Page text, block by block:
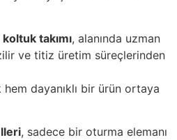
takımı, alanında uzman
ve titiz üretim süreçlerinden
dayanıklı bir ürün ortaya
, sadece bir oturma elemanı